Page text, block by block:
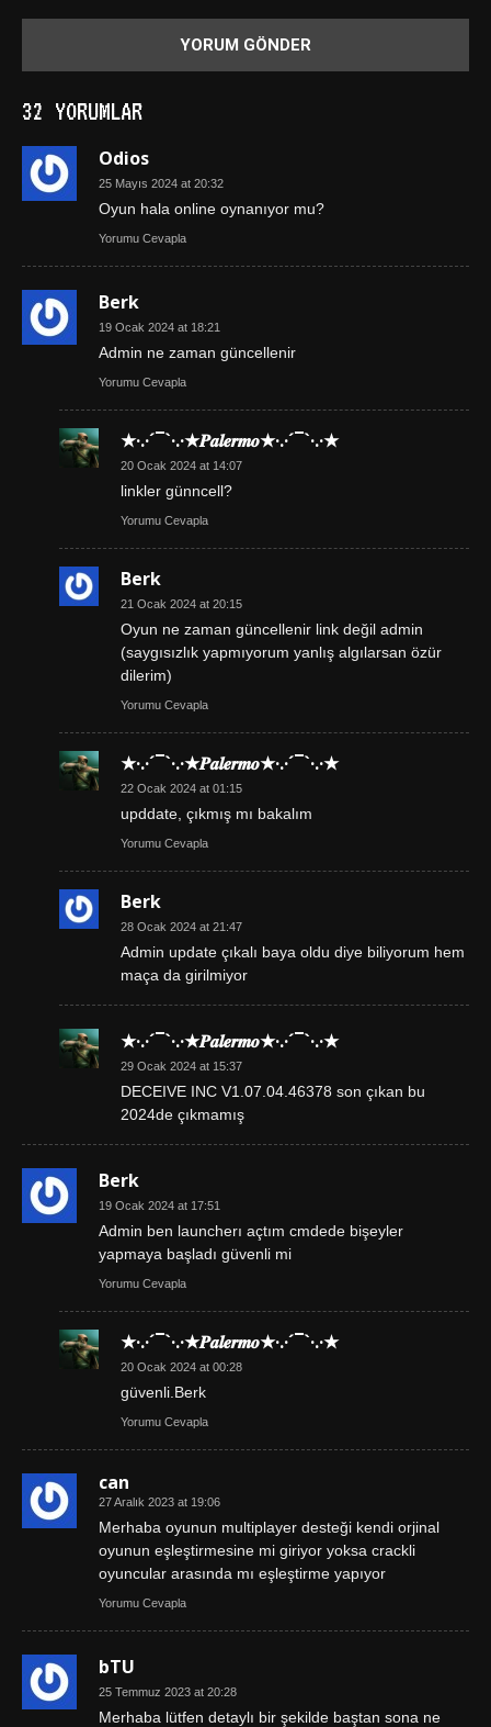
32 YORUMLAR
Odios
25 Mayıs 2024 at 20:32
Oyun hala online oynanıyor mu?
Yorumu Cevapla
Berk
19 Ocak 2024 at 18:21
Admin ne zaman güncellenir
Yorumu Cevapla
★·.·´¯`·.·★𝑷𝒂𝒍𝒆𝒓𝒎𝒐★·.·´¯`·.·★
20 Ocak 2024 at 14:07
linkler günncell?
Yorumu Cevapla
Berk
21 Ocak 2024 at 20:15
Oyun ne zaman güncellenir link değil admin
(saygısızlık yapmıyorum yanlış algılarsan özür
dilerim)
Yorumu Cevapla
★·.·´¯`·.·★𝑷𝒂𝒍𝒆𝒓𝒎𝒐★·.·´¯`·.·★
22 Ocak 2024 at 01:15
upddate, çıkmış mı bakalım
Yorumu Cevapla
Berk
28 Ocak 2024 at 21:47
Admin update çıkalı baya oldu diye biliyorum hem
maça da girilmiyor
★·.·´¯`·.·★𝑷𝒂𝒍𝒆𝒓𝒎𝒐★·.·´¯`·.·★
29 Ocak 2024 at 15:37
DECEIVE INC V1.07.04.46378 son çıkan bu
2024de çıkmamış
Berk
19 Ocak 2024 at 17:51
Admin ben launcherı açtım cmdede bişeyler
yapmaya başladı güvenli mi
Yorumu Cevapla
★·.·´¯`·.·★𝑷𝒂𝒍𝒆𝒓𝒎𝒐★·.·´¯`·.·★
20 Ocak 2024 at 00:28
güvenli.Berk
Yorumu Cevapla
can
27 Aralık 2023 at 19:06
Merhaba oyunun multiplayer desteği kendi orjinal
oyunun eşleştirmesine mi giriyor yoksa crackli
oyuncular arasında mı eşleştirme yapıyor
Yorumu Cevapla
bTU
25 Temmuz 2023 at 20:28
Merhaba lütfen detaylı bir şekilde baştan sona ne